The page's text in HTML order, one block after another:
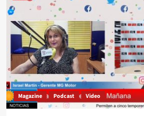
Magazine Podcast Video